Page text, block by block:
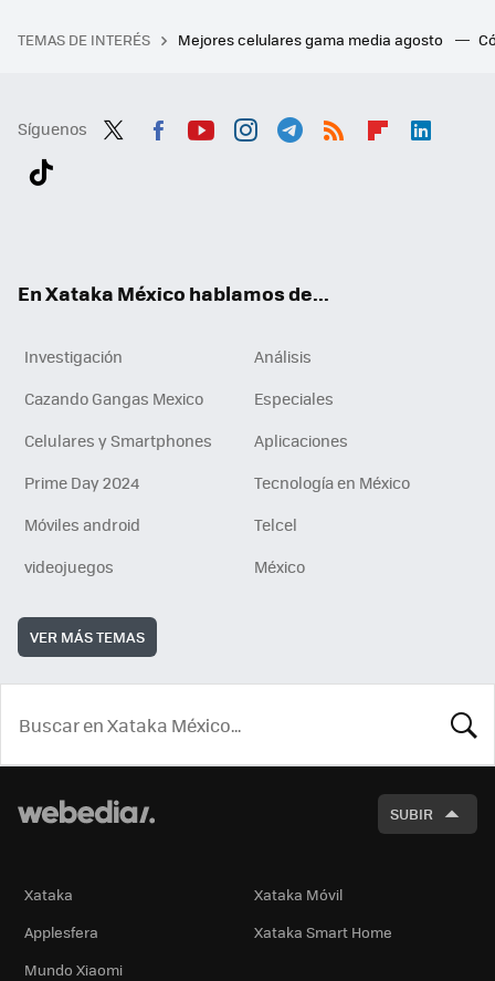
TEMAS DE INTERÉS Mejores celulares gama media agosto
Síguenos
En Xataka México hablamos de...
Investigación
Análisis
Cazando Gangas Mexico
Especiales
Celulares y Smartphones
Aplicaciones
Prime Day 2024
Tecnología en México
Móviles android
Telcel
videojuegos
México
VER MÁS TEMAS
SUBIR
Xataka
Xataka Móvil
Applesfera
Xataka Smart Home
Mundo Xiaomi